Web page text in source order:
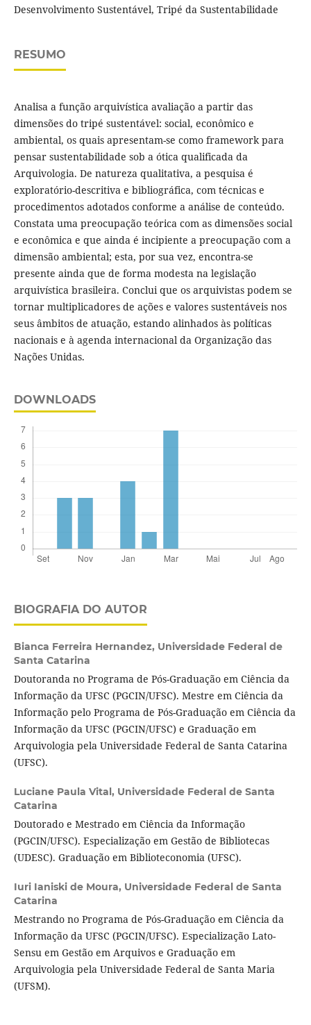
Desenvolvimento Sustentável, Tripé da Sustentabilidade
RESUMO
Analisa a função arquivística avaliação a partir das
dimensões do tripé sustentável: social, econômico e
ambiental, os quais apresentam-se como framework para
pensar sustentabilidade sob a ótica qualificada da
Arquivologia. De natureza qualitativa, a pesquisa é
exploratório-descritiva e bibliográfica, com técnicas e
procedimentos adotados conforme a análise de conteúdo.
Constata uma preocupação teórica com as dimensões social
e econômica e que ainda é incipiente a preocupação com a
dimensão ambiental; esta, por sua vez, encontra-se
presente ainda que de forma modesta na legislação
arquivística brasileira. Conclui que os arquivistas podem se
tornar multiplicadores de ações e valores sustentáveis nos
seus âmbitos de atuação, estando alinhados às políticas
nacionais e à agenda internacional da Organização das
Nações Unidas.
DOWNLOADS
BIOGRAFIA DO AUTOR
Bianca Ferreira Hernandez, Universidade Federal de
Santa Catarina
Doutoranda no Programa de Pós-Graduação em Ciência da
Informação da UFSC (PGCIN/UFSC). Mestre em Ciência da
Informação pelo Programa de Pós-Graduação em Ciência da
Informação da UFSC (PGCIN/UFSC) e Graduação em
Arquivologia pela Universidade Federal de Santa Catarina
(UFSC).
Luciane Paula Vital, Universidade Federal de Santa
Catarina
Doutorado e Mestrado em Ciência da Informação
(PGCIN/UFSC). Especialização em Gestão de Bibliotecas
(UDESC). Graduação em Biblioteconomia (UFSC).
Iuri Ianiski de Moura, Universidade Federal de Santa
Catarina
Mestrando no Programa de Pós-Graduação em Ciência da
Informação da UFSC (PGCIN/UFSC). Especialização Lato-
Sensu em Gestão em Arquivos e Graduação em
Arquivologia pela Universidade Federal de Santa Maria
(UFSM).